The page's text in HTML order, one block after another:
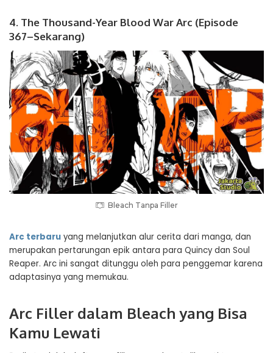
4. The Thousand-Year Blood War Arc (Episode
367–Sekarang)
Bleach Tanpa Filler
Arc terbaru yang melanjutkan alur cerita dari manga, dan
merupakan pertarungan epik antara para Quincy dan Soul
Reaper. Arc ini sangat ditunggu oleh para penggemar karena
adaptasinya yang memukau.
Arc Filler dalam Bleach yang Bisa
Kamu Lewati